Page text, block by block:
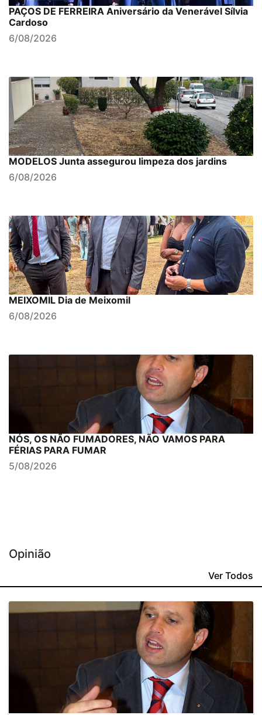
PAÇOS DE FERREIRA Aniversário da Venerável Sílvia
Cardoso
6/08/2026
MODELOS Junta assegurou limpeza dos jardins
6/08/2026
MEIXOMIL Dia de Meixomil
6/08/2026
NÓS, OS NÃO FUMADORES, NÃO VAMOS PARA
FÉRIAS PARA FUMAR
5/08/2026
Opinião
Ver Todos